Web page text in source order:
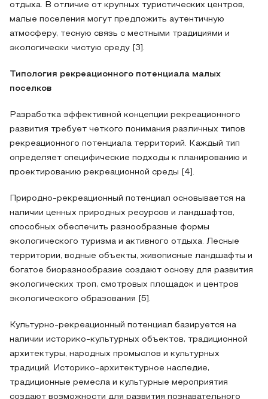
отдыха. В отличие от крупных туристических центров,
малые поселения могут предложить аутентичную
атмосферу, тесную связь с местными традициями и
экологически чистую среду [3].
Типология рекреационного потенциала малых
поселков
Разработка эффективной концепции рекреационного
развития требует четкого понимания различных типов
рекреационного потенциала территорий. Каждый тип
определяет специфические подходы к планированию и
проектированию рекреационной среды [4].
Природно-рекреационный потенциал основывается на
наличии ценных природных ресурсов и ландшафтов,
способных обеспечить разнообразные формы
экологического туризма и активного отдыха. Лесные
территории, водные объекты, живописные ландшафты и
богатое биоразнообразие создают основу для развития
экологических троп, смотровых площадок и центров
экологического образования [5].
Культурно-рекреационный потенциал базируется на
наличии историко-культурных объектов, традиционной
архитектуры, народных промыслов и культурных
традиций. Историко-архитектурное наследие,
традиционные ремесла и культурные мероприятия
создают возможности для развития познавательного